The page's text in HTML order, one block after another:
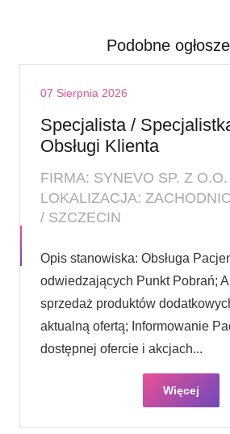
Podobne
07 Sierpnia 2026
Specjalista /
Obsługi Klienta
FIRMA: SYNEVO SP. Z O.O.
LOKALIZACJA:
/ SZCZECIN
Opis stanowiska: Obsługa
odwiedzających Punkt Pobrań;
sprzedaż produktów
aktualną ofertą; Informowanie
dostępnej ofercie i akcjach...
Więcej